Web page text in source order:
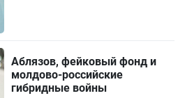
Аблязов, фейковый фонд и
молдово-российские
гибридные войны